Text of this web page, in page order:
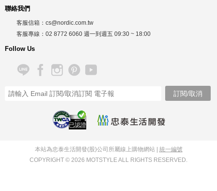
聯絡我們
客服信箱： cs@nordic.com.tw
客服專線： 02 8772 6060 週一到週五 09:30 ~ 18:00
Follow Us
已認證
本站為忠泰生活開發(股)公司所屬線上購物網站 | 統一編號
COPYRIGHT © 2026 MOTSTYLE ALL RIGHTS RESERVED.